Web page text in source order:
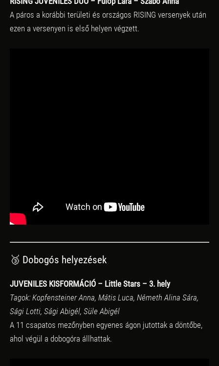
A páros a korábbi területi és országos RISING versenyek után
ezen a versenyen is első helyen végzett.
🥉 Dobogós helyezések
JUVENILES KISFORMÁCIÓ – Little Stars – 3. hely
Tagok: Kopfensteiner Anna, Mátis Luca, Németh Alina Sára,
Sági Lotti, Sági Abigél, Süle Abigél
A 11 csapatos mezőnyben egyenes ágon jutottak a döntőbe,
ahol végül a dobogóra állhattak.